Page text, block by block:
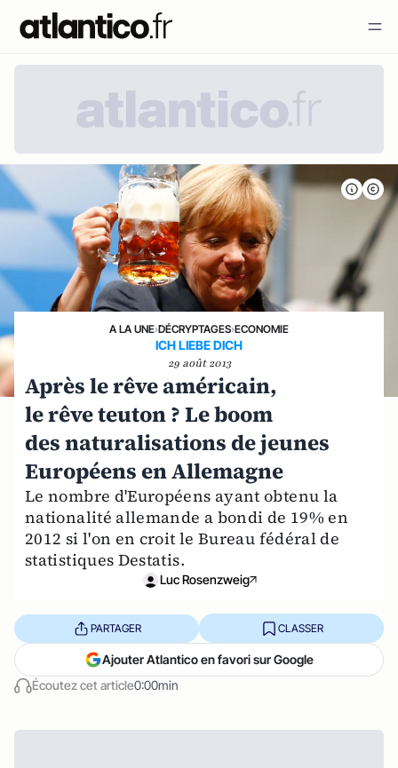
A LA UNE›DÉCRYPTAGES›ECONOMIE
ICH LIEBE DICH
29 août 2013
Après le rêve américain,
le rêve teuton ? Le boom
des naturalisations de jeunes
Européens en Allemagne
Le nombre d'Européens ayant obtenu la
nationalité allemande a bondi de 19% en
2012 si l'on en croit le Bureau fédéral de
statistiques Destatis.
Luc Rosenzweig
Écoutez cet article0:00min
PARTAGER CLASSER
Ajouter Atlantico en favori sur Google